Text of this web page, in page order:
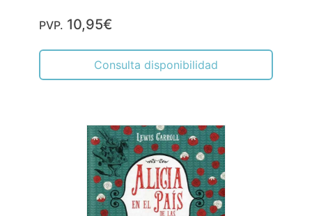
PVP. 10,95€
Consulta disponibilidad